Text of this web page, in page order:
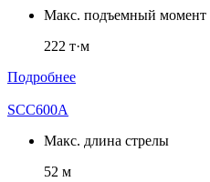
Макс. подъемный момент
222 т·м
Подробнее
SCC600A
Макс. длина стрелы
52 м